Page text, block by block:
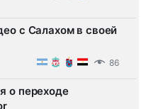
с Салахом в своей
86
о переходе